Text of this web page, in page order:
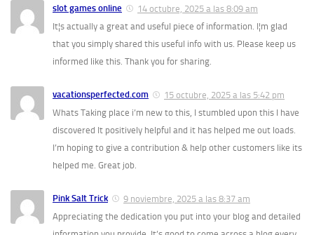
slot games online
14 octubre, 2025 a las 8:09 am
It¦s actually a great and useful piece of information. I¦m glad
that you simply shared this useful info with us. Please keep us
informed like this. Thank you for sharing.
vacationsperfected.com
15 octubre, 2025 a las 5:42 pm
Whats Taking place i’m new to this, I stumbled upon this I have
discovered It positively helpful and it has helped me out loads.
I’m hoping to give a contribution & help other customers like its
helped me. Great job.
Pink Salt Trick
9 noviembre, 2025 a las 8:37 am
Appreciating the dedication you put into your blog and detailed